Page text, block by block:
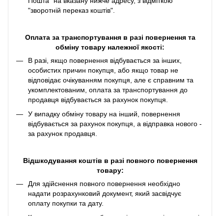
"зворотній переказ коштів".
Оплата за транспортування в разі повернення та
обміну товару належної якості:
В разі, якщо повернення відбувається за інших,
особистих причин покупця, або якщо товар не
відповідає очікуванням покупця, але є справним та
укомплектованим, оплата за транспортування до
продавця відбувається за рахунок покупця.
У випадку обміну товару на інший, повернення
відбувається за рахунок покупця, а відправка нового -
за рахунок продавця.
Відшкодування коштів в разі повного повернення
товару:
Для здійснення повного повернення необхідно
надати розрахунковий документ, який засвідчує
оплату покупки та дату.